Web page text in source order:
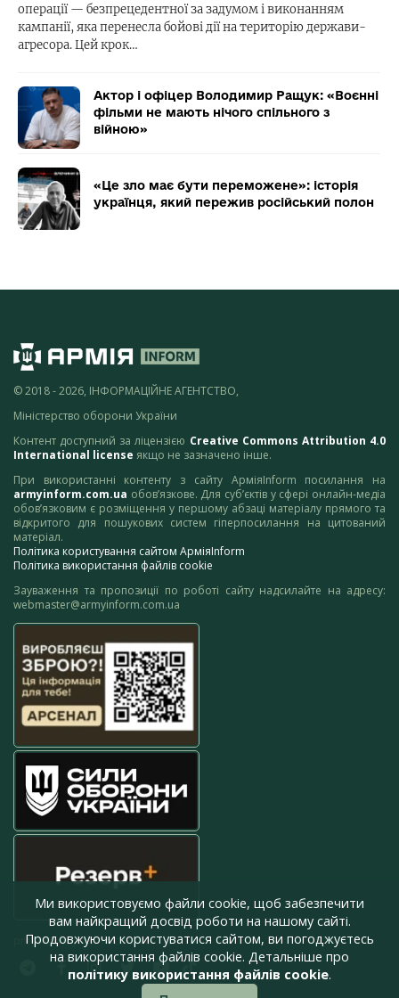
операції — безпрецедентної за задумом і виконанням
кампанії, яка перенесла бойові дії на територію держави-
агресора. Цей крок…
Актор і офіцер Володимир Ращук: «Воєнні
фільми не мають нічого спільного з
війною»
«Це зло має бути переможене»: історія
українця, який пережив російський полон
© 2018 - 2026, ІНФОРМАЦІЙНЕ АГЕНТСТВО,
Міністерство оборони України
Контент доступний за ліцензією Creative Commons Attribution 4.0
International license якщо не зазначено інше.
При використанні контенту з сайту АрміяInform посилання на
armyinform.com.ua обов’язкове. Для суб’єктів у сфері онлайн-медіа
обов’язковим є розміщення у першому абзаці матеріалу прямого та
відкритого для пошукових систем гіперпосилання на цитований
матеріал.
Політика користування сайтом АрміяInform
Політика використання файлів cookie
Зауваження та пропозиції по роботі сайту надсилайте на адресу:
webmaster@armyinform.com.ua
press@armyinform.com.ua
Ми використовуємо файли cookie, щоб забезпечити
вам найкращий досвід роботи на нашому сайті.
Продовжуючи користуватися сайтом, ви погоджуєтесь
на використання файлів cookie. Детальніше про
політику використання файлів cookie.